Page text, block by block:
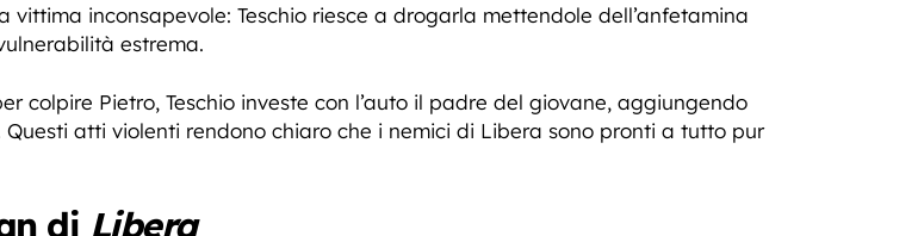
inconsapevole: Teschio riesce a drogarla mettendole dell’anfetamina
estrema.
colpire Pietro, Teschio investe con l’auto il padre del giovane, aggiungendo
atti violenti rendono chiaro che i nemici di Libera sono pronti a tutto pur
di Libera